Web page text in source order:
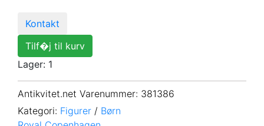
Kontakt
Tilf�j til kurv
Lager: 1
Antikvitet.net Varenummer: 381386
Kategori: Figurer / Børn